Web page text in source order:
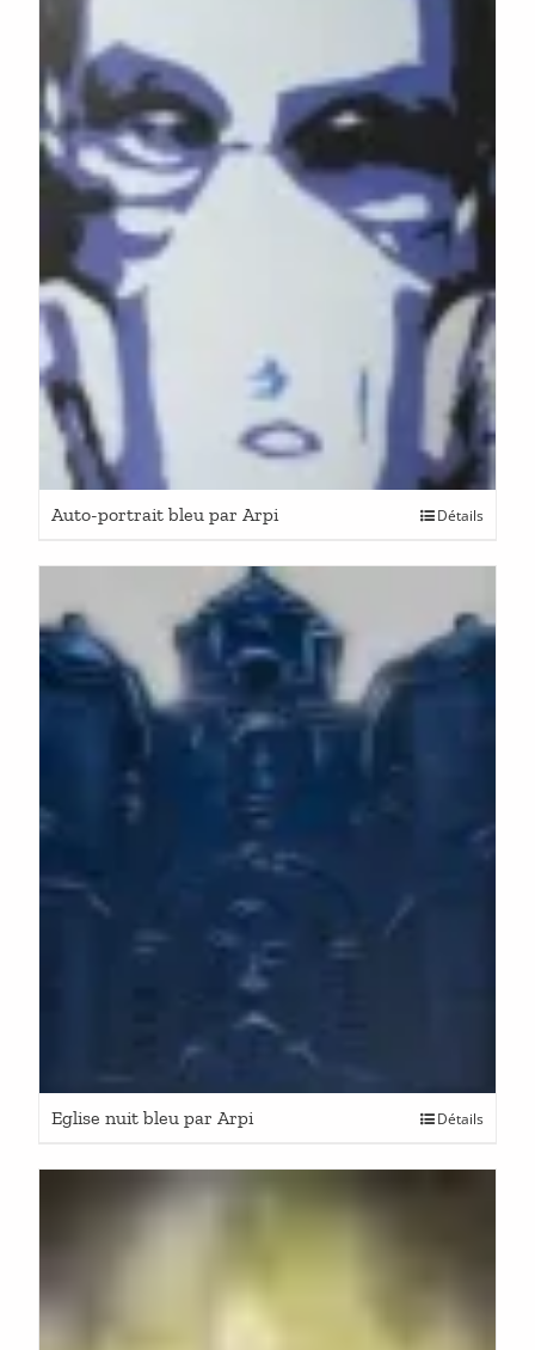
Auto-portrait bleu par Arpi Détails
Eglise nuit bleu par Arpi Détails